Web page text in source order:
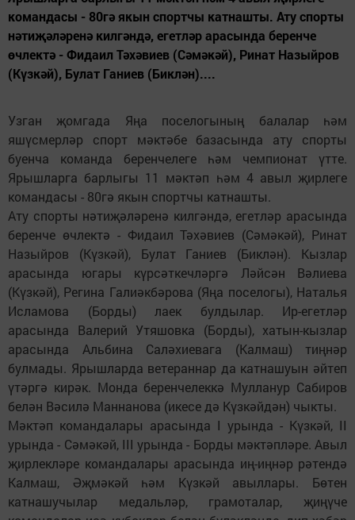
командасы - 80гә якын спортчы катнашты. Ату спорты
нәтиҗәләренә килгәндә, егетләр арасында беренче
өчлектә - Фидаил Тәхәвиев (Сәмәкәй), Ринат Назыйров
(Күзкәй), Булат Ганиев (Биклән)....
Узган җомгада Яңа поселогының балалар һәм
яшүсмерләр спорт мәктәбе базасында ату спорты
буенча команда беренчелеге һәм чемпионат үтте.
Ярышларга барлыгы 11 мәктәп һәм 4 авыл җирлеге
командасы - 80гә якын спортчы катнашты.
Ату спорты нәтиҗәләренә килгәндә, егетләр арасында
беренче өчлектә - Фидаил Тәхәвиев (Сәмәкәй), Ринат
Назыйров (Күзкәй), Булат Ганиев (Биклән). Кызлар
арасында югары күрсәткечләргә Ләйсән Вәлиева
(Күзкәй), Регина Галиәкбәрова (Яңа поселогы), Наталья
Исламова (Борды) лаек булдылар. Ир-егетләр
арасында Валерий Утяшовка (Борды), хатын-кызлар
арасында Альбина Саләхиевага (Калмаш) тиңнәр
булмады. Ярышларда ветераннар да катнашуын әйтеп
үтәргә кирәк. Монда беренчелеккә Мулланур Сабиров
белән Вәсилә Маннанова (икесе дә Күзкәйдән) чыкты.
Мәктәп командалары арасында I урында - Күзкәй, II
урында - Сәмәкәй, III урында - Борды мәктәпләре. Авыл
җирлекләре командалары арасында иң-иңнәр рәтендә
Калмаш, Әҗмәкәй һәм Күзкәй авыллары. Бөтен
катнашучылар медальләр, грамоталар, җиңүче